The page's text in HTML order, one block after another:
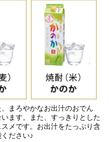
まろやかなお出汁のおでん
ます。また、すっきりとした
メです。お出汁をたっぷり含
ださい♪